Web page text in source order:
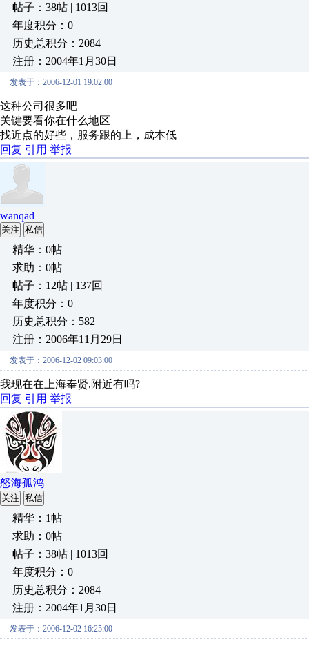
帖子：38帖 | 1013回
年度积分：0
历史总积分：2084
注册：2004年1月30日
发表于：2006-12-01 19:02:00
这种公司很多吧
关键要看你在什么地区
找近点的好些，服务跟的上，成本低
回复 引用 举报
wanqad
关注 私信
精华：0帖
求助：0帖
帖子：12帖 | 137回
年度积分：0
历史总积分：582
注册：2006年11月29日
发表于：2006-12-02 09:03:00
我现在在上海奉贤,附近有吗?
回复 引用 举报
怒海孤鸿
关注 私信
精华：1帖
求助：0帖
帖子：38帖 | 1013回
年度积分：0
历史总积分：2084
注册：2004年1月30日
发表于：2006-12-02 16:25:00